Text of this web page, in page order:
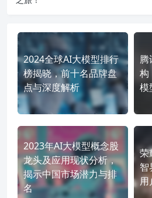
2024全球AI大模型排行
榜揭晓，前十名品牌盘
点与深度解析
腾
构
模
2023年AI大模型概念股
龙头及应用现状分析，
揭示中国市场潜力与排
名
荣
智
用